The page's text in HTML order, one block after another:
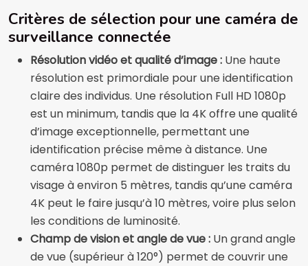
Critères de sélection pour une caméra de
surveillance connectée
Résolution vidéo et qualité d’image : Une haute
résolution est primordiale pour une identification
claire des individus. Une résolution Full HD 1080p
est un minimum, tandis que la 4K offre une qualité
d’image exceptionnelle, permettant une
identification précise même à distance. Une
caméra 1080p permet de distinguer les traits du
visage à environ 5 mètres, tandis qu’une caméra
4K peut le faire jusqu’à 10 mètres, voire plus selon
les conditions de luminosité.
Champ de vision et angle de vue : Un grand angle
de vue (supérieur à 120°) permet de couvrir une